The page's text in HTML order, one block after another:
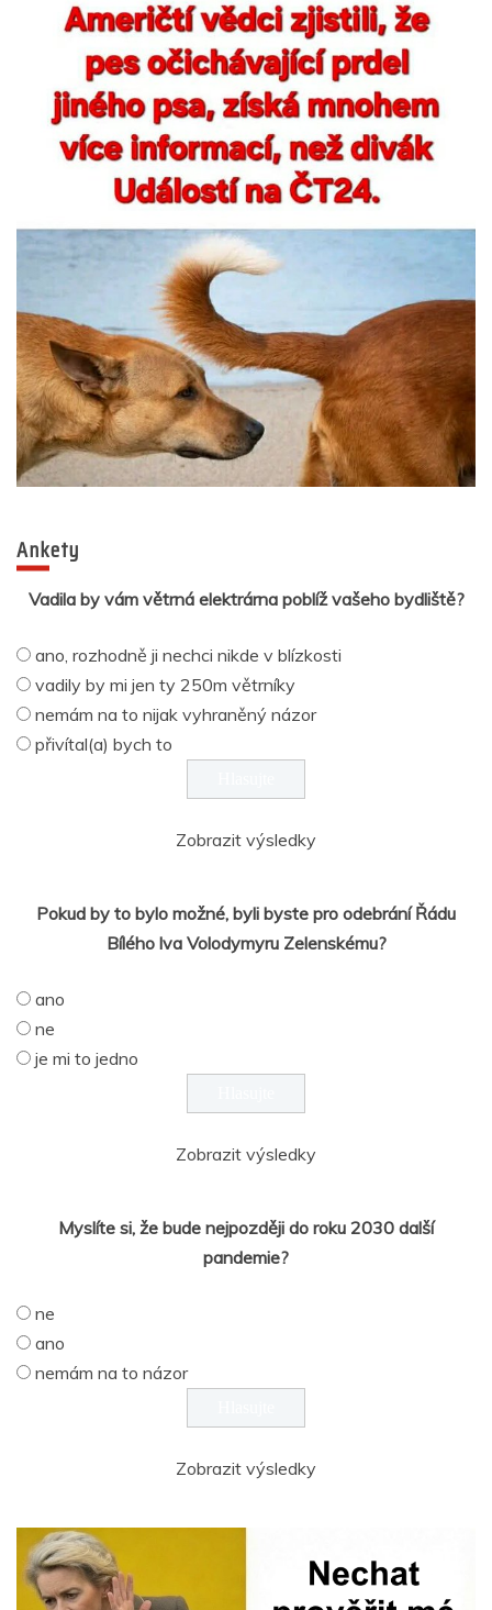
Ankety
Vadila by vám větrná elektrárna poblíž vašeho bydliště?
ano, rozhodně ji nechci nikde v blízkosti
vadily by mi jen ty 250m větrníky
nemám na to nijak vyhraněný názor
přivítal(a) bych to
Zobrazit výsledky
Pokud by to bylo možné, byli byste pro odebrání Řádu
Bílého lva Volodymyru Zelenskému?
ano
ne
je mi to jedno
Zobrazit výsledky
Myslíte si, že bude nejpozději do roku 2030 další
pandemie?
ne
ano
nemám na to názor
Zobrazit výsledky